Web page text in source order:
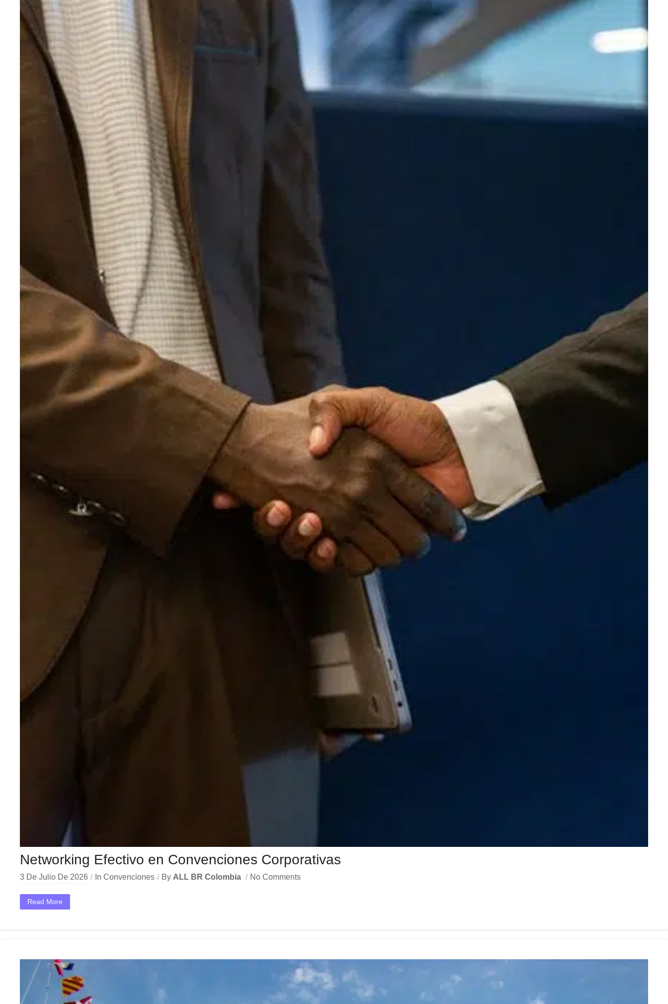
Networking Efectivo en Convenciones Corporativas
3 De Julio De 2026 In Convenciones By ALL BR Colombia No Comments
Read More